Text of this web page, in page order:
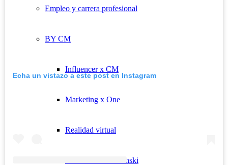
Empleo y carrera profesional
BY CM
Influencer x CM
Marketing x One
Realidad virtual
Immobilien x Lukinski
Echa un vistazo a este post en Instagram